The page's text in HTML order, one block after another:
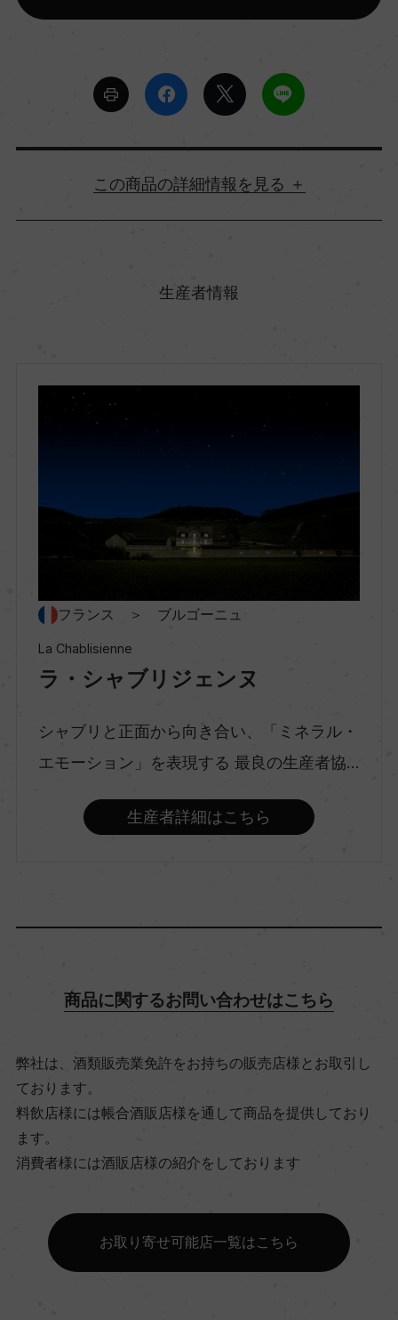
詳細情報
種類
スティルワイン
辛口
シャルドネ 100%
ビオ情報・認証機関
リュット・レゾネ
有機JAS認証
コンクール入賞歴
生産者情報
フランス ＞ ブルゴーニュ
La Chablisienne
ラ・シャブリジェンヌ
シャブリと正面から向き合い、「ミネラル・
エモーション」を表現する 最良の生産者協...
生産者詳細はこちら
商品に関するお問い合わせはこちら
弊社は、酒類販売業免許をお持ちの販売店様とお取引し
ております。
料飲店様には帳合酒販店様を通して商品を提供しており
ます。
消費者様には酒販店様の紹介をしております
お取り寄せ可能店一覧はこちら